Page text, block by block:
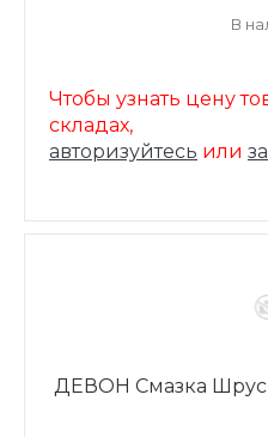
В
Чтобы узнать цену
складах,
авторизуйтесь или
ДЕВОН Смазка Шрус-